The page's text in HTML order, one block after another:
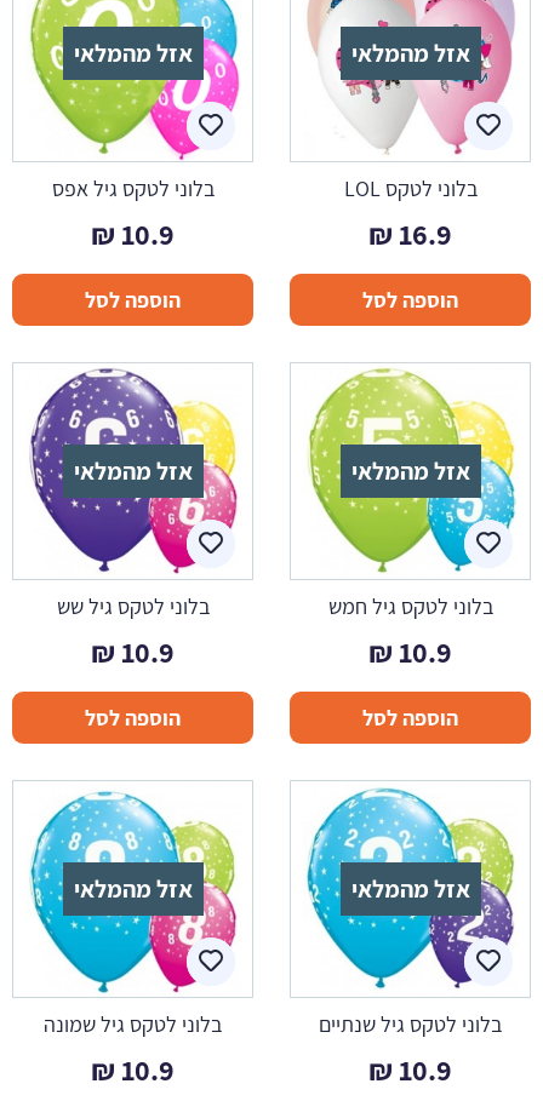
אזל מהמלאי
בלוני לטקס LOL
16.9
₪
הוספה לסל
אזל מהמלאי
בלוני לטקס גיל אפס
10.9
₪
הוספה לסל
אזל מהמלאי
בלוני לטקס גיל חמש
10.9
₪
הוספה לסל
אזל מהמלאי
בלוני לטקס גיל שש
10.9
₪
הוספה לסל
אזל מהמלאי
בלוני לטקס גיל שנתיים
10.9
₪
אזל מהמלאי
בלוני לטקס גיל שמונה
10.9
₪